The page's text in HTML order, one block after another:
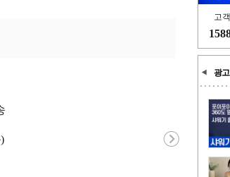
고
광고